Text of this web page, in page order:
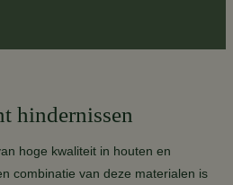
hindernissen
hoge kwaliteit in houten en
combinatie van deze materialen is